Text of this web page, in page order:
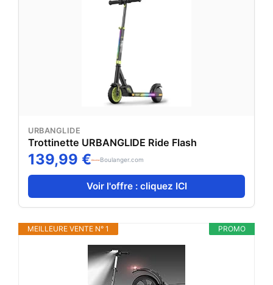
URBANGLIDE
Trottinette URBANGLIDE Ride Flash
139,99 € Boulanger.com
Voir l'offre : cliquez ICI
PROMO
MEILLEURE VENTE N° 1